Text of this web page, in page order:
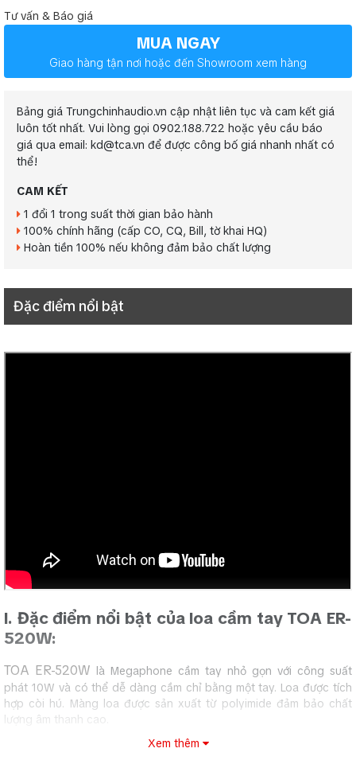
Tư vấn & Báo giá
MUA NGAY
Giao hàng tận nơi hoặc đến Showroom xem hàng
Bảng giá Trungchinhaudio.vn cập nhật liên tục và cam kết giá
luôn tốt nhất. Vui lòng gọi 0902.188.722 hoặc yêu cầu báo
giá qua email: kd@tca.vn để được công bố giá nhanh nhất có
thể!
CAM KẾT
1 đổi 1 trong suất thời gian bảo hành
100% chính hãng (cấp CO, CQ, Bill, tờ khai HQ)
Hoàn tiền 100% nếu không đảm bảo chất lượng
Đặc điểm nổi bật
I. Đặc điểm nổi bật của loa cầm tay TOA ER-
520W:
TOA ER-520W là Megaphone cầm tay nhỏ gọn với công suất
phát 10W và có thể dễ dàng cầm chỉ bằng một tay. Loa được tích
hợp còi hú. Màng loa được sản xuất từ polyimide đảm bảo chất
lượng âm thanh cao.
Xem thêm